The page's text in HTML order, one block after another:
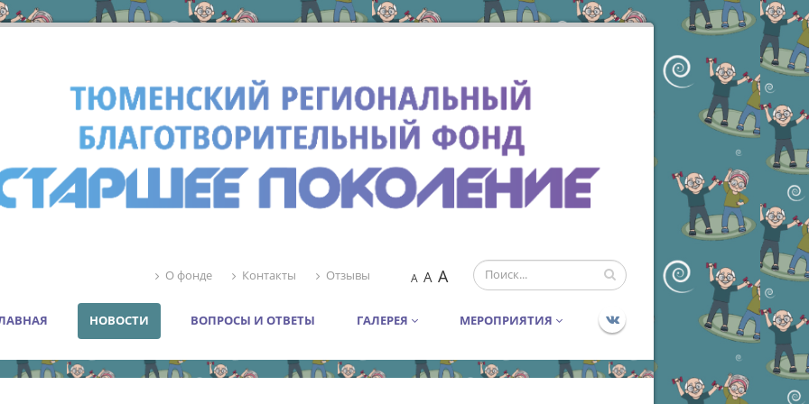
О фонде Контакты Отзывы A A A
НОВОСТИ ВОПРОСЫ И ОТВЕТЫ ГАЛЕРЕЯ МЕРОПРИЯТИЯ